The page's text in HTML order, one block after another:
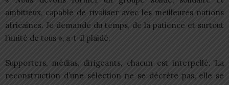
ambitieux, capable de rivaliser avec les meilleures nations
africaines. Je demande du temps, de la patience et surtout
l’unité de tous », a-t-il plaidé.
Supporters, médias, dirigeants, chacun est interpellé. La
reconstruction d’une sélection ne se décrète pas, elle se